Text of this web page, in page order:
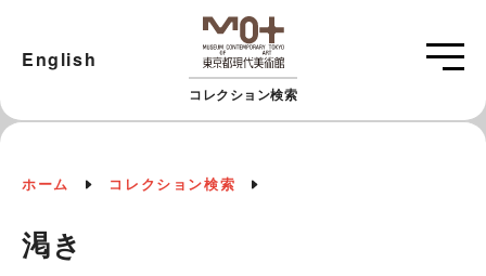
コレクション検索
English
ホーム コレクション検索
渇き